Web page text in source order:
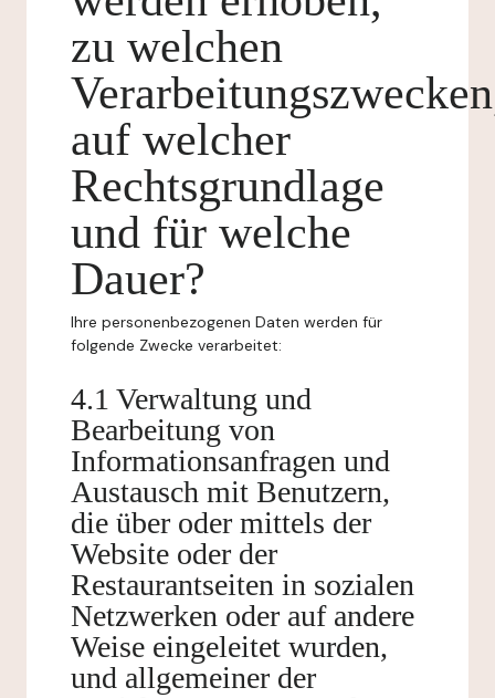
zu welchen
auf welcher
Rechtsgrundlage
und für welche
Dauer?
Ihre personenbezogenen Daten werden für
folgende Zwecke verarbeitet:
4.1 Verwaltung und
Bearbeitung von
Informationsanfragen und
Austausch mit Benutzern,
die über oder mittels der
Website oder der
Restaurantseiten in sozialen
Netzwerken oder auf andere
Weise eingeleitet wurden,
und allgemeiner der